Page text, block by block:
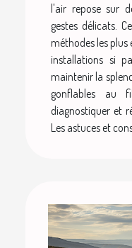
l'air repose sur
gestes délicats.
méthodes les plus
installations si
maintenir la
gonflables au
diagnostiquer et
Les astuces et